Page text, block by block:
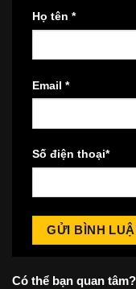
Họ tên *
Email *
Số điện thoại*
Có thể bạn quan tâm?